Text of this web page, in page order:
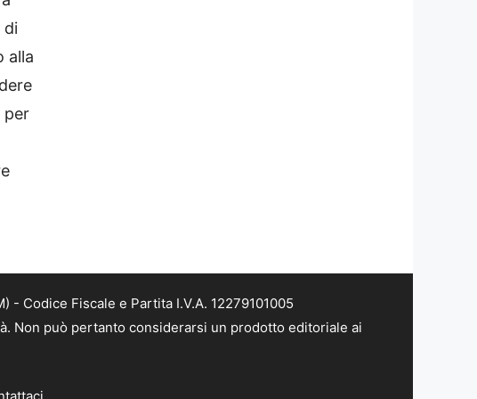
di
alla
per
- Codice Fiscale e Partita I.V.A. 12279101005
Non può pertanto considerarsi un prodotto editoriale ai